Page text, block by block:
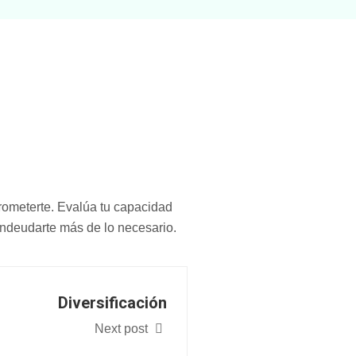
Evalúa tu capacidad
más de lo necesario.
Diversificación
Next post